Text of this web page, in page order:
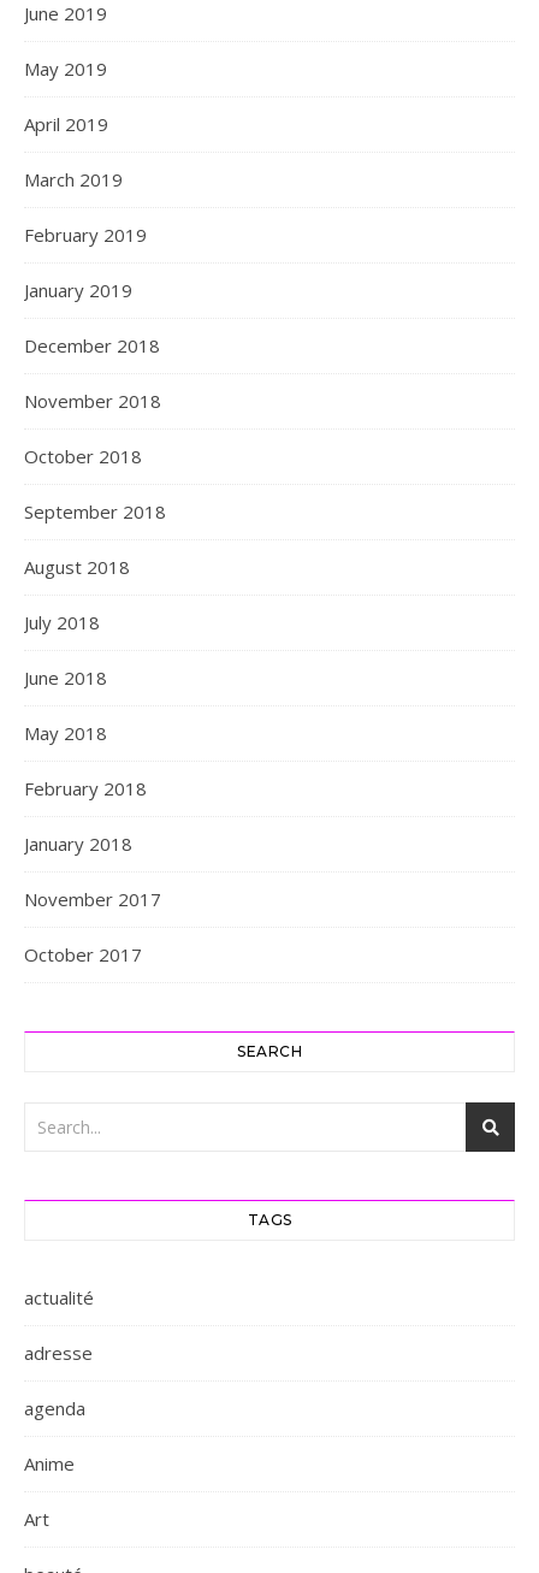
June 2019
May 2019
April 2019
March 2019
February 2019
January 2019
December 2018
November 2018
October 2018
September 2018
August 2018
July 2018
June 2018
May 2018
February 2018
January 2018
November 2017
October 2017
SEARCH
TAGS
actualité
adresse
agenda
Anime
Art